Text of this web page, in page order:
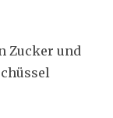
Zucker und